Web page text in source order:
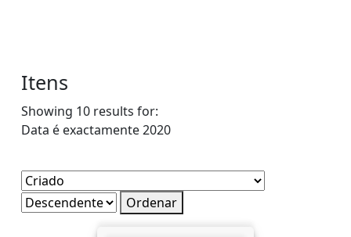
Itens
Showing 10 results for:
Data é exactamente2020
Ordenar